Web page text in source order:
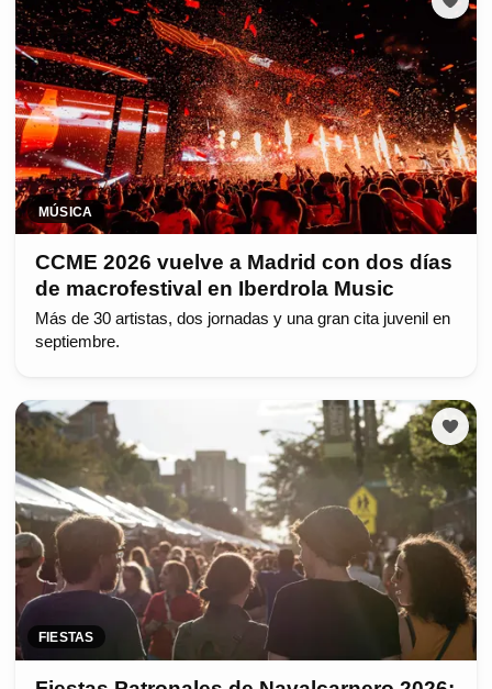
MÚSICA
CCME 2026 vuelve a Madrid con dos días
de macrofestival en Iberdrola Music
Más de 30 artistas, dos jornadas y una gran cita juvenil en
septiembre.
FIESTAS